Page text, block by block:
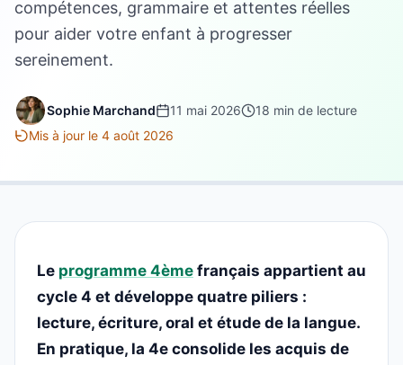
compétences, grammaire et attentes réelles
pour aider votre enfant à progresser
sereinement.
Sophie Marchand 11 mai 2026
18 min de lecture
Mis à jour le 4 août 2026
Le programme 4ème français appartient au
cycle 4 et développe quatre piliers :
lecture, écriture, oral et étude de la langue.
En pratique, la 4e consolide les acquis de